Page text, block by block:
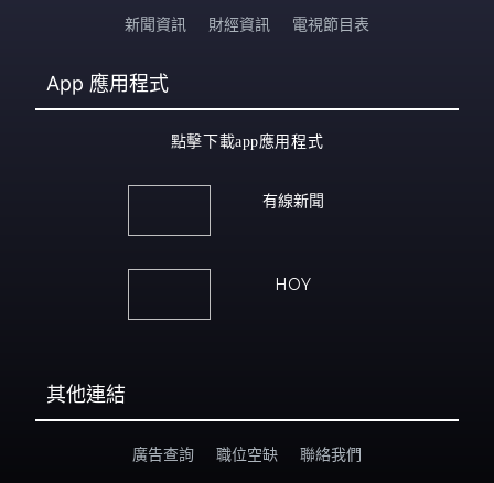
新聞資訊 財經資訊 電視節目表
App 應用程式
點擊下載app應用程式
有線新聞
HOY
其他連結
廣告查詢 職位空缺 聯絡我們